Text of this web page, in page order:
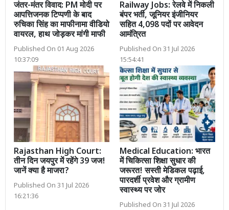
जंतर-मंतर विवाद: PM मोदी पर
आपत्तिजनक टिप्पणी के बाद
रुचिका सिंह का माफीनामा वीडियो
वायरल, हाथ जोड़कर मांगी माफी
Published On 01 Aug 2026
10:37:09
Railway Jobs: रेलवे में निकली
बंपर भर्ती, जूनियर इंजीनियर
सहित 4,098 पदों पर आवेदन
आमंत्रित
Published On 31 Jul 2026
15:54:41
Rajasthan High Court:
तीन दिन जयपुर में रहेंगे 39 जज!
जानें क्या है माजरा?
Published On 31 Jul 2026
16:21:36
Medical Education: भारत
में चिकित्सा शिक्षा सुधार की
जरूरत! सस्ती मेडिकल पढ़ाई,
पारदर्शी प्रवेश और ग्रामीण
स्वास्थ्य पर जोर
Published On 31 Jul 2026